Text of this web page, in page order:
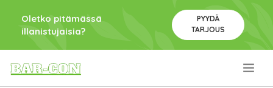
Oletko pitämässä
illanistujaisia?
PYYDÄ
TARJOUS